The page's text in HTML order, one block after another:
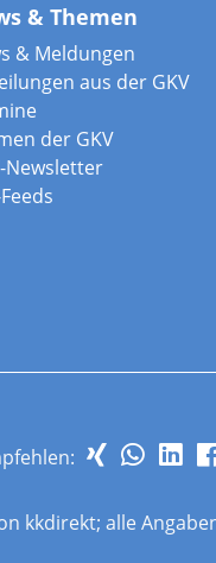
& Themen
& Meldungen
aus der GKV
der GKV
Newsletter
kkdirekt; alle